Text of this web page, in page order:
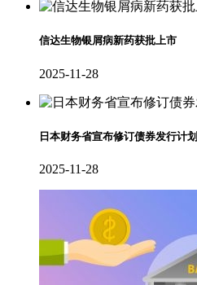
信达生物银屑病新药获批上市
2025-11-28
日本财务省宣布修订债券发行计划
2025-11-28